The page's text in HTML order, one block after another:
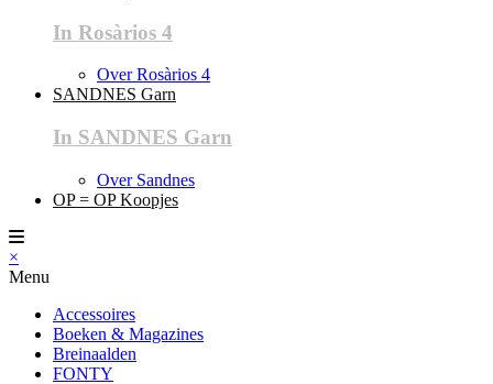
In Rosàrios 4
Over Rosàrios 4
SANDNES Garn
In SANDNES Garn
Over Sandnes
OP = OP Koopjes
×
Menu
Accessoires
Boeken & Magazines
Breinaalden
FONTY